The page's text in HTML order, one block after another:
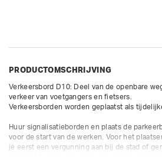
PRODUCTOMSCHRIJVING
Verkeersbord D10: Deel van de openbare
verkeer van voetgangers en fietsers.
Verkeersborden worden geplaatst als
Huur signalisatieborden en plaats de
voor de start van de werken. Voor het
je eerst een vergunning aan bij de stad of